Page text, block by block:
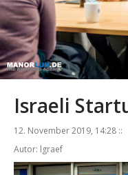
Israeli
12. November 2019, 14:28 ::
Autor: lgraef